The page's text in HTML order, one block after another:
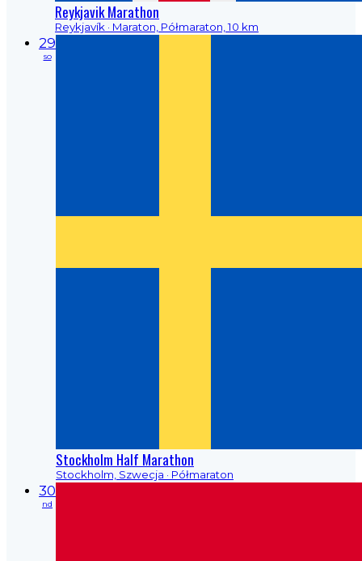
Reykjavik Marathon
Reykjavík · Maraton, Półmaraton, 10 km
29
so
Stockholm Half Marathon
Stockholm, Szwecja · Półmaraton
30
nd